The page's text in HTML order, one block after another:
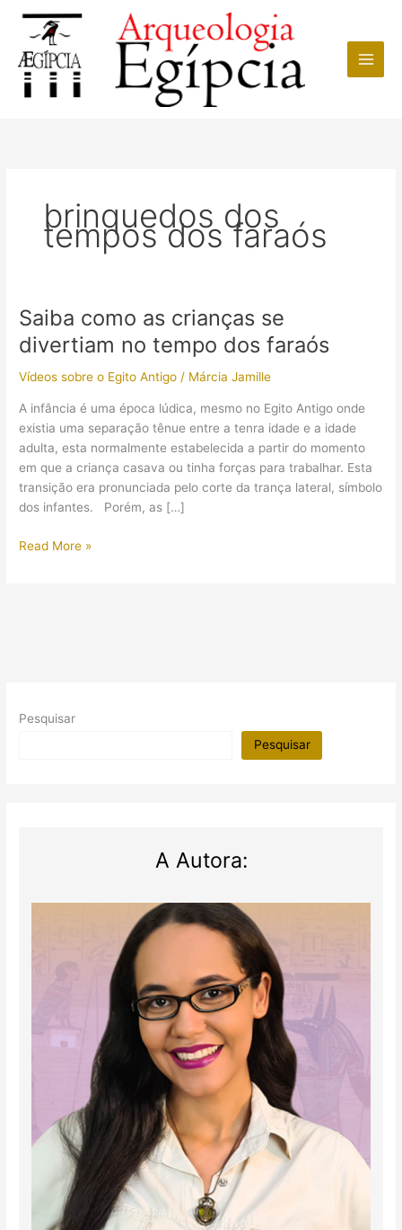
conteúdo
brinquedos dos
tempos dos faraós
Saiba como as crianças se
divertiam no tempo dos faraós
Vídeos sobre o Egito Antigo / Márcia Jamille
A infância é uma época lúdica, mesmo no Egito Antigo onde
existia uma separação tênue entre a tenra idade e a idade
adulta, esta normalmente estabelecida a partir do momento
em que a criança casava ou tinha forças para trabalhar. Esta
transição era pronunciada pelo corte da trança lateral, símbolo
dos infantes. Porém, as […]
Saiba
faraós
Read More »
Pesquisar
Pesquisar
A Autora: